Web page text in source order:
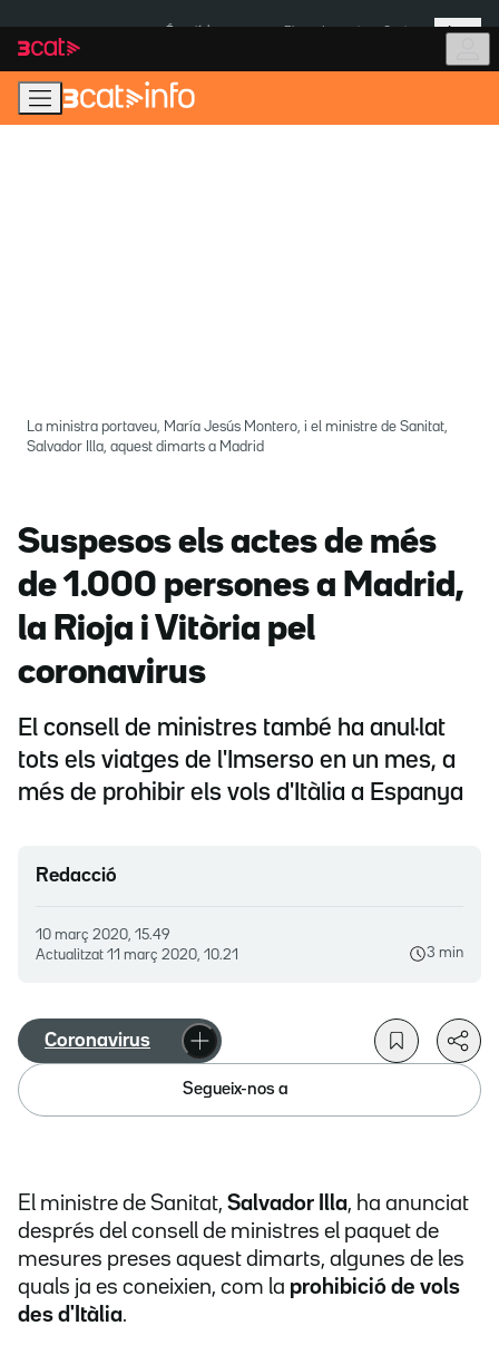
navegació
principal
contingut
Més
La ministra portaveu, María Jesús Montero, i el ministre de Sanitat,
Salvador Illa, aquest dimarts a Madrid
Suspesos els actes de més
de 1.000 persones a Madrid,
la Rioja i Vitòria pel
coronavirus
El consell de ministres també ha anul·lat
tots els viatges de l'Imserso en un mes, a
més de prohibir els vols d'Itàlia a Espanya
Redacció
10 març 2020, 15.49
Actualitzat 11 març 2020, 10.21 3 min
Coronavirus
Segueix-nos a
El ministre de Sanitat, Salvador Illa, ha anunciat
després del consell de ministres el paquet de
mesures preses aquest dimarts, algunes de les
quals ja es coneixien, com la prohibició de vols
des d'Itàlia.